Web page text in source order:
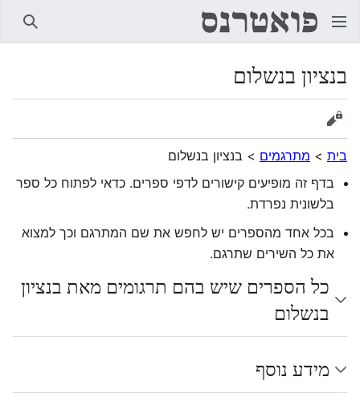
בנציון בנשלום
הצגת מקור
בית > מתרגמים > בנציון בנשלום
בדף זה מופיעים קישורים לדפי ספרים. כדאי לפתוח כל ספר
בלשונית נפרדת.
בכל אחד מהספרים יש לחפש את שם המתרגם וכך למצוא
את כל השירים שתרגם.
כל הספרים שיש בהם תרגומים מאת בנציון
בנשלום
מידע נוסף